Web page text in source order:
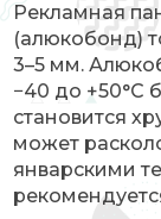
Рекламная
(алюкобонд)
3–5 мм.
−40 до +50°C
становится
может
январскими